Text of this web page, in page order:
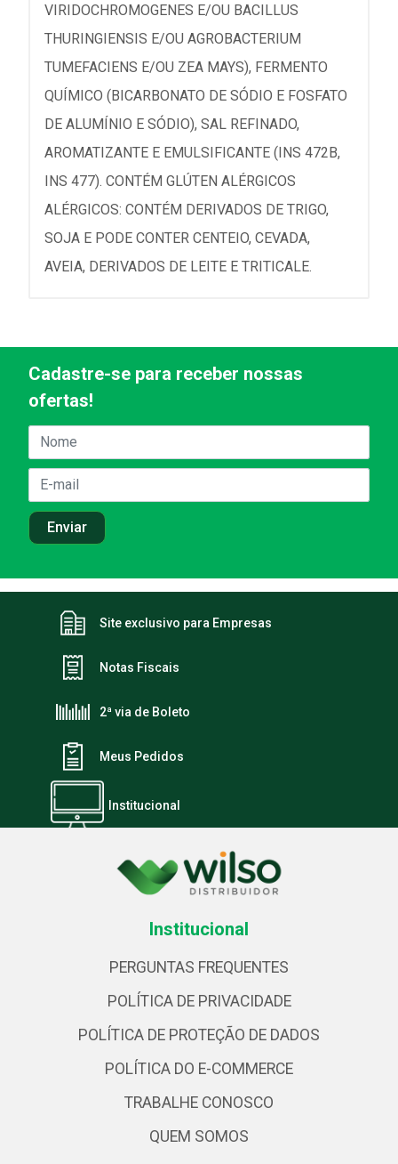
VIRIDOCHROMOGENES E/OU BACILLUS
THURINGIENSIS E/OU AGROBACTERIUM
TUMEFACIENS E/OU ZEA MAYS), FERMENTO
QUÍMICO (BICARBONATO DE SÓDIO E FOSFATO
DE ALUMÍNIO E SÓDIO), SAL REFINADO,
AROMATIZANTE E EMULSIFICANTE (INS 472B,
INS 477). CONTÉM GLÚTEN ALÉRGICOS
ALÉRGICOS: CONTÉM DERIVADOS DE TRIGO,
SOJA E PODE CONTER CENTEIO, CEVADA,
AVEIA, DERIVADOS DE LEITE E TRITICALE.
Cadastre-se para receber nossas
ofertas!
Site exclusivo para Empresas
Notas Fiscais
2ª via de Boleto
Meus Pedidos
Institucional
Institucional
PERGUNTAS FREQUENTES
POLÍTICA DE PRIVACIDADE
POLÍTICA DE PROTEÇÃO DE DADOS
POLÍTICA DO E-COMMERCE
TRABALHE CONOSCO
QUEM SOMOS